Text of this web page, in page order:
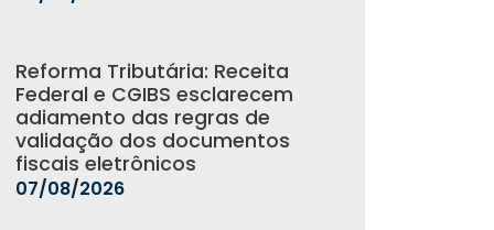
Reforma Tributária: Receita
Federal e CGIBS esclarecem
adiamento das regras de
validação dos documentos
fiscais eletrônicos
07/08/2026